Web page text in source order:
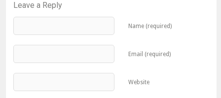
en
ventana
en
una
ventana
Leave a Reply
Name (required)
Email (required)
Website